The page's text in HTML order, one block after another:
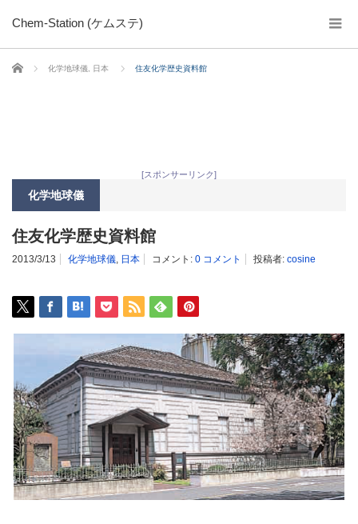
Chem-Station (ケムステ)
ホーム 化学地球儀 日本 住友化学歴史資料館
[スポンサーリンク]
化学地球儀
住友化学歴史資料館
2013/3/13 化学地球儀, 日本 コメント: 0 コメント 投稿者: cosine